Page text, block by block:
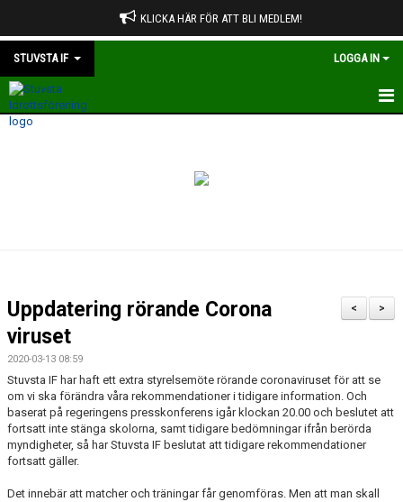
KLICKA HÄR FÖR ATT BLI MEDLEM!
STUVSTA IF LOGGA IN
HEM
ÅRSMÖTE
STYRELSEN
HISTORIK
UTMÄRKELSER STUVSTA IF
>
<
Uppdatering rörande Corona
viruset
2020-03-13 08:59
Stuvsta IF har haft ett extra styrelsemöte rörande coronaviruset för att se
om vi ska förändra våra rekommendationer i tidigare information. Och
baserat på regeringens presskonferens igår klockan 20.00 och beslutet att
fortsatt inte stänga skolorna, samt tidigare bedömningar ifrån berörda
myndigheter, så har Stuvsta IF beslutat att tidigare rekommendationer
fortsatt gäller.
Det innebär att matcher och träningar får genomföras. Men att man skall